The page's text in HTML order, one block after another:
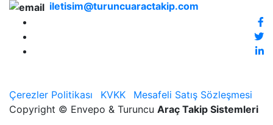
iletisim@turuncuaractakip.com
Çerezler Politikası KVKK
Mesafeli Satış Sözleşmesi
Copyright © Envepo & Turuncu Araç Takip Sistemleri